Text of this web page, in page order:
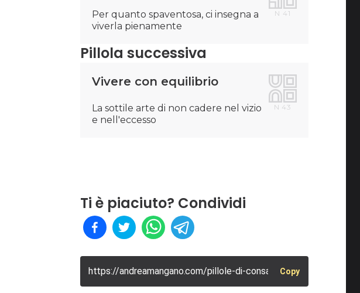
Per quanto spaventosa, ci insegna a
viverla pienamente
N 41
Pillola successiva
Vivere con equilibrio
La sottile arte di non cadere nel vizio
e nell'eccesso
N 43
Ti è piaciuto? Condividi
https://andreamangano.com/pillole-di-consapevolezza/
Copy